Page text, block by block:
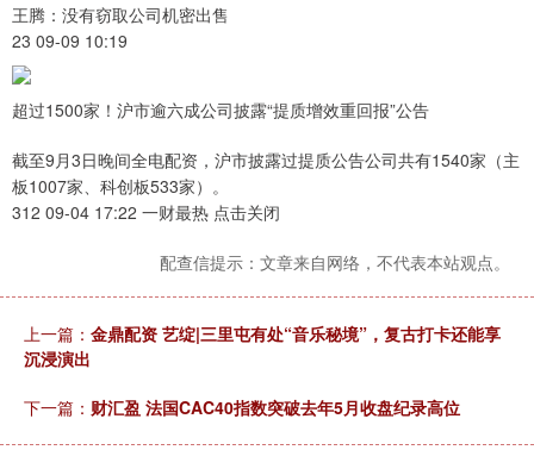
王腾：没有窃取公司机密出售
23 09-09 10:19
超过1500家！沪市逾六成公司披露“提质增效重回报”公告
截至9月3日晚间全电配资，沪市披露过提质公告公司共有1540家（主
板1007家、科创板533家）。
312 09-04 17:22 一财最热 点击关闭
配查信提示：文章来自网络，不代表本站观点。
上一篇： 金鼎配资 艺绽|三里屯有处“音乐秘境”，复古打卡还能享
沉浸演出
下一篇： 财汇盈 法国CAC40指数突破去年5月收盘纪录高位